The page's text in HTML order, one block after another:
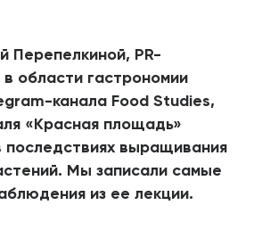
Перепелкиной, PR-
области гастрономии
канала Food Studies,
«Красная площадь»
последствиях выращивания
Мы записали самые
из ее лекции.